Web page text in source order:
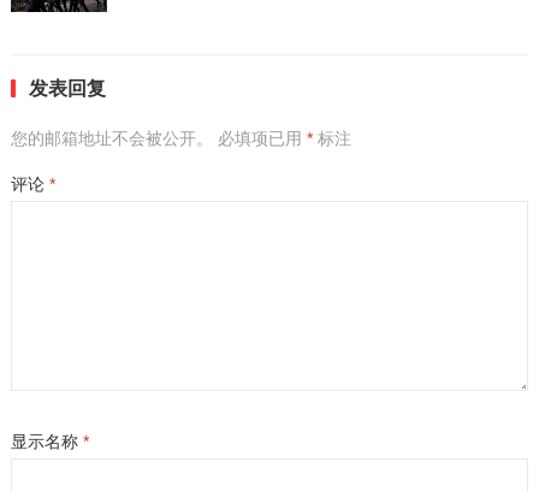
发表回复
您的邮箱地址不会被公开。 必填项已用 *标注
评论 *
显示名称 *